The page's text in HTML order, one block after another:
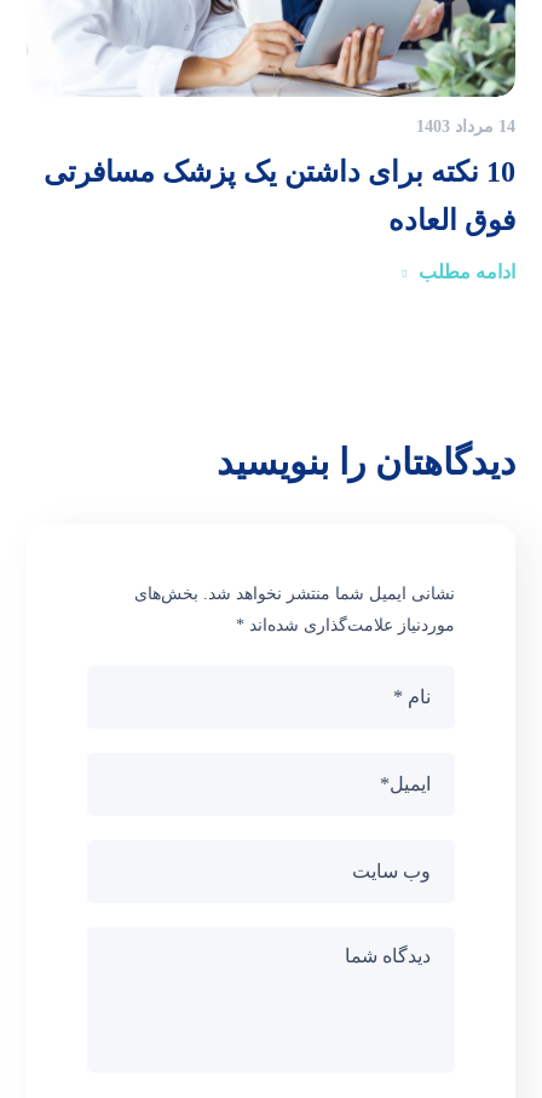
14 مرداد 1403
10 نکته برای داشتن یک پزشک مسافرتی
فوق العاده
ادامه مطلب
دیدگاهتان را بنویسید
نشانی ایمیل شما منتشر نخواهد شد.
بخش‌های
موردنیاز علامت‌گذاری شده‌اند*